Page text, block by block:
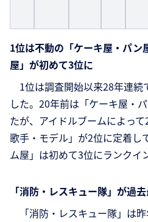
1位は不動の「ケーキ屋・パン
屋」が初めて3位に
1位は調査開始以来28年連続
した。20年前は「ケーキ屋・
たが、アイドルブームによっ
歌手・モデル」が2位に定着し
ム屋」は初めて3位にランクイ
「消防・レスキュー隊」が過
「消防・レスキュー隊」は昨